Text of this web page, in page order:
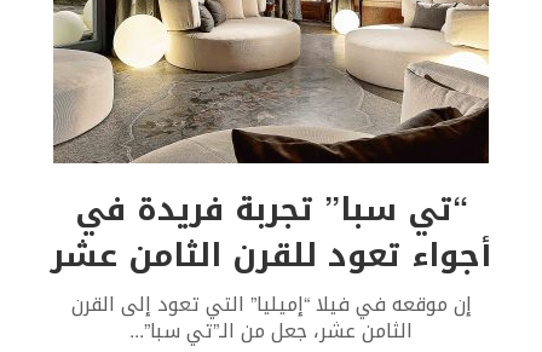
“تي سبا” تجربة فريدة في
أجواء تعود للقرن الثامن عشر
إن موقعه في فيلا “إميليا” التي تعود إلى القرن
الثامن عشر، جعل من الـ”تي سبا”...